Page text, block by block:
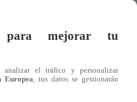
para mejorar tu
el tráfico y personalizar
Europea, tus datos se gestionarán